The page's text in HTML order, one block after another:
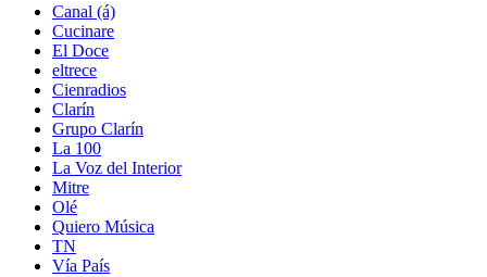
Canal (á)
Cucinare
El Doce
eltrece
Cienradios
Clarín
Grupo Clarín
La 100
La Voz del Interior
Mitre
Olé
Quiero Música
TN
Vía País